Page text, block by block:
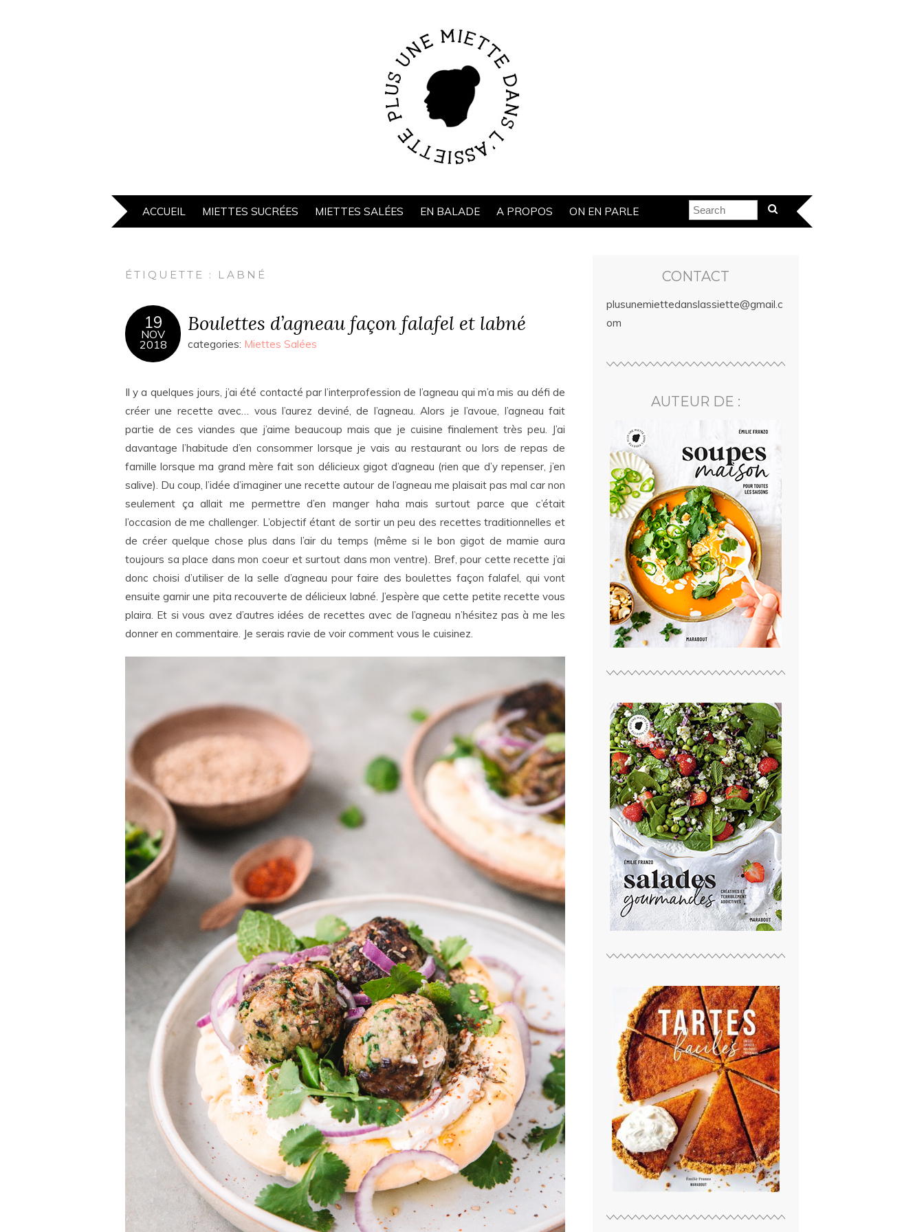
ACCUEIL MIETTES SUCRÉES MIETTES SALÉES EN BALADE A PROPOS ON EN PARLE
ÉTIQUETTE : LABNÉ
19
NOV
2018
Boulettes d’agneau façon falafel et labné
categories: Miettes Salées
Il y a quelques jours, j’ai été contacté par l’interprofession de l’agneau qui m’a mis au défi de
créer une recette avec… vous l’aurez deviné, de l’agneau. Alors je l’avoue, l’agneau fait
partie de ces viandes que j’aime beaucoup mais que je cuisine finalement très peu. J’ai
davantage l’habitude d’en consommer lorsque je vais au restaurant ou lors de repas de
famille lorsque ma grand mère fait son délicieux gigot d’agneau (rien que d’y repenser, j’en
salive). Du coup, l’idée d’imaginer une recette autour de l’agneau me plaisait pas mal car non
seulement ça allait me permettre d’en manger haha mais surtout parce que c’était
l’occasion de me challenger. L’objectif étant de sortir un peu des recettes traditionnelles et
de créer quelque chose plus dans l’air du temps (même si le bon gigot de mamie aura
toujours sa place dans mon coeur et surtout dans mon ventre). Bref, pour cette recette j’ai
donc choisi d’utiliser de la selle d’agneau pour faire des boulettes façon falafel, qui vont
ensuite garnir une pita recouverte de délicieux labné. J’espère que cette petite recette vous
plaira. Et si vous avez d’autres idées de recettes avec de l’agneau n’hésitez pas à me les
donner en commentaire. Je serais ravie de voir comment vous le cuisinez.
CONTACT
plusunemiettedanslassiette@gmail.c
om
AUTEUR DE :